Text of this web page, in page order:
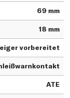
69 mm
18 mm
vorbereitet
ATE